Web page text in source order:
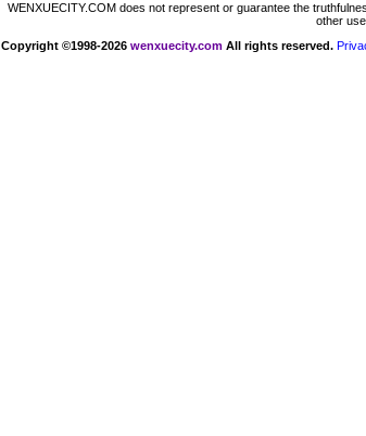
WENXUECITY.COM does not represent or guarantee the
other
Copyright ©1998-2026 wenxuecity.com All rights reserved.